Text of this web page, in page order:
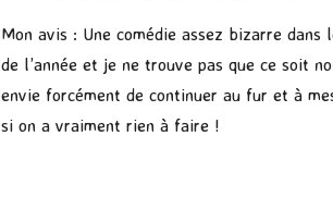
Mon avis : Une comédie assez bizarre
de l’année et je ne trouve pas que ce soit
envie forcément de continuer au fur et à
si on a vraiment rien à faire !